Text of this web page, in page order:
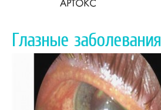
Глазные заболевания